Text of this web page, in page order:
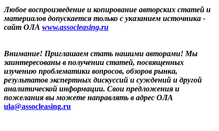
Любое воспроизведение и копирование авторских статей и
материалов допускается только с указанием источника -
сайт ОЛА www.assocleasing.ru
Внимание! Приглашаем стать нашими авторами! Мы
заинтересованы в получении статей, посвященных
изучению проблематики вопросов, обзоров рынка,
результатов экспертных дискуссий и суждений и другой
аналитической информации. Свои предложения и
пожелания вы можете направлять в адрес ОЛА
ula@assocleasing.ru